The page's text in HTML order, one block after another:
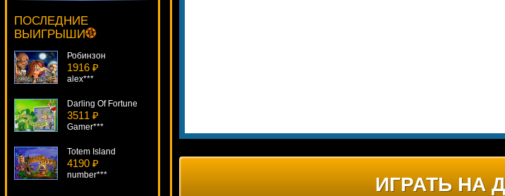
ИГРАТЬ НА
ПОСЛЕДНИЕ
ВЫИГРЫШИ
4129 ₽
drink***
Робинзон
1916 ₽
alex***
Darling Of Fortune
3511 ₽
Gamer***
Totem Island
4190 ₽
number***